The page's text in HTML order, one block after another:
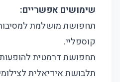
שימושים אפשריים:
קוספליי.
תחפושת דרמטית
תלבושת אידיאלית